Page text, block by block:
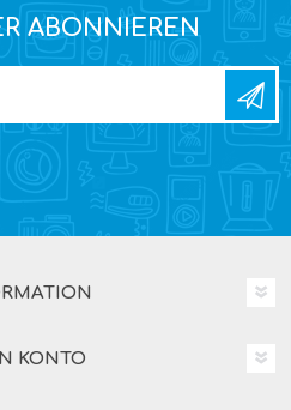
ABONNIEREN
KONTO